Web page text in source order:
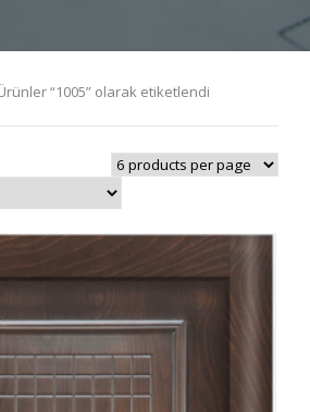
“1005” olarak etiketlendi